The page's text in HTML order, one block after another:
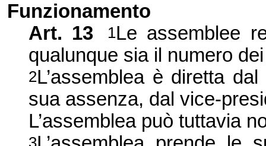
Funzionamento
Art. 13
1Le assemblee
qualunque sia il numero
2L’assemblea è diretta
sua assenza, dal vice-
L’assemblea può tuttavia